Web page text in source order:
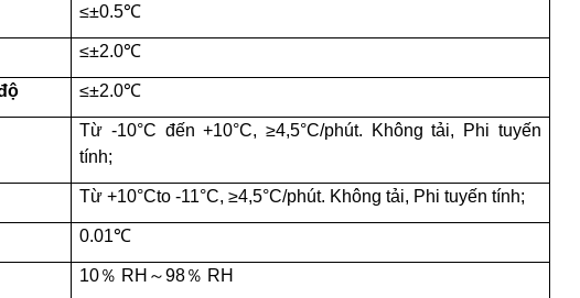
≤±0.5℃
≤±2.0℃
≤±2.0℃
Từ -10°C đến +10°C, ≥4,5°C/phút. Không tải, Phi tuyến
tính;
Từ +10°Cto -11°C, ≥4,5°C/phút. Không tải, Phi tuyến tính;
0.01℃
10％ RH～98％ RH